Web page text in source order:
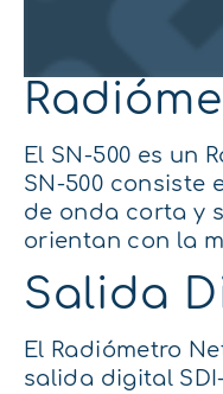
El SN-500 es un
SN-500 consiste
de onda corta y
orientan con la
Salida
El Radiómetro
salida digital